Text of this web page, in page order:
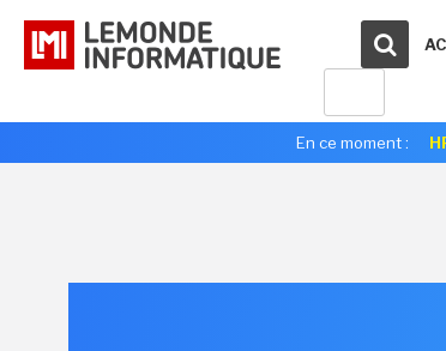
En ce moment :